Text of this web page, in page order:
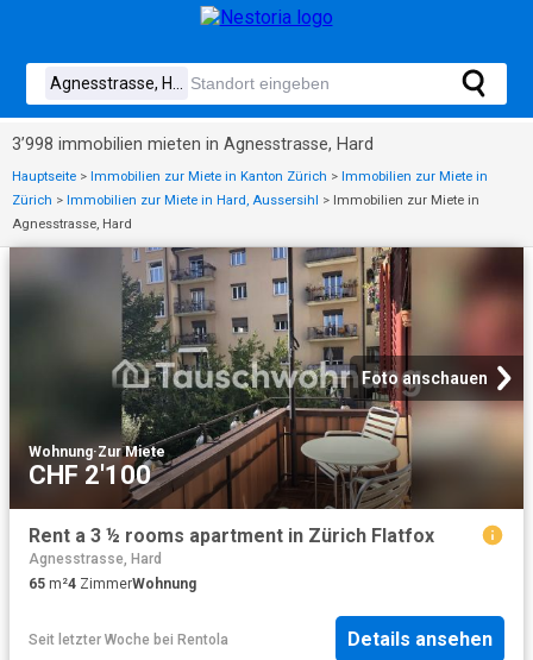
3’998 immobilien mieten in Agnesstrasse, Hard
Hauptseite > Immobilien zur Miete in Kanton Zürich > Immobilien zur Miete in
Zürich > Immobilien zur Miete in Hard, Aussersihl > Immobilien zur Miete in
Agnesstrasse, Hard
Foto anschauen
Wohnung·Zur Miete
CHF 2'100
Rent a 3 ½ rooms apartment in Zürich Flatfox
Agnesstrasse, Hard
65 m²4 ZimmerWohnung
Seit letzter Woche bei Rentola Details ansehen